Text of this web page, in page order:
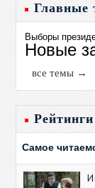
Главные
Выборы
Новые
все темы →
Рейтинги
Самое